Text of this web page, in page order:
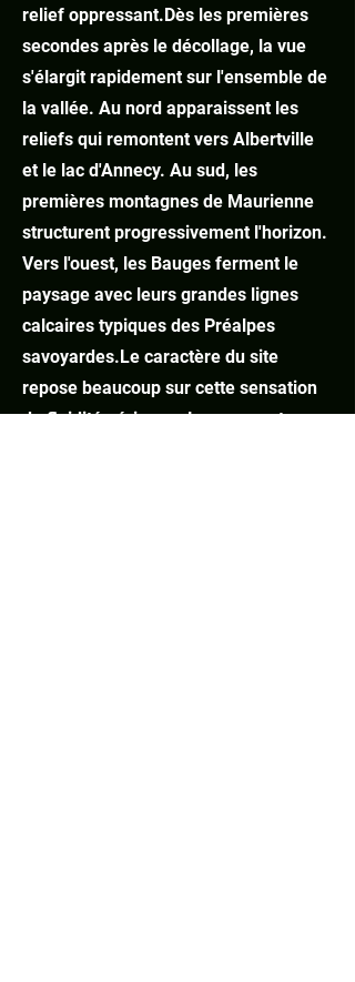
relief oppressant.Dès les premières
secondes après le décollage, la vue
s'élargit rapidement sur l'ensemble de
la vallée. Au nord apparaissent les
reliefs qui remontent vers Albertville
et le lac d'Annecy. Au sud, les
premières montagnes de Maurienne
structurent progressivement l'horizon.
Vers l'ouest, les Bauges ferment le
paysage avec leurs grandes lignes
calcaires typiques des Préalpes
savoyardes.Le caractère du site
repose beaucoup sur cette sensation
de fluidité aérienne. Le parapente y